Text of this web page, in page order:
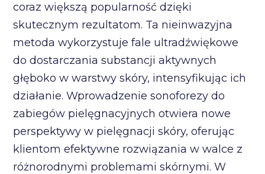
coraz większą popularność dzięki
skutecznym rezultatom. Ta nieinwazyjna
metoda wykorzystuje fale ultradźwiękowe
do dostarczania substancji aktywnych
głęboko w warstwy skóry, intensyfikując ich
działanie. Wprowadzenie sonoforezy do
zabiegów pielęgnacyjnych otwiera nowe
perspektywy w pielęgnacji skóry, oferując
klientom efektywne rozwiązania w walce z
różnorodnymi problemami skórnymi. W